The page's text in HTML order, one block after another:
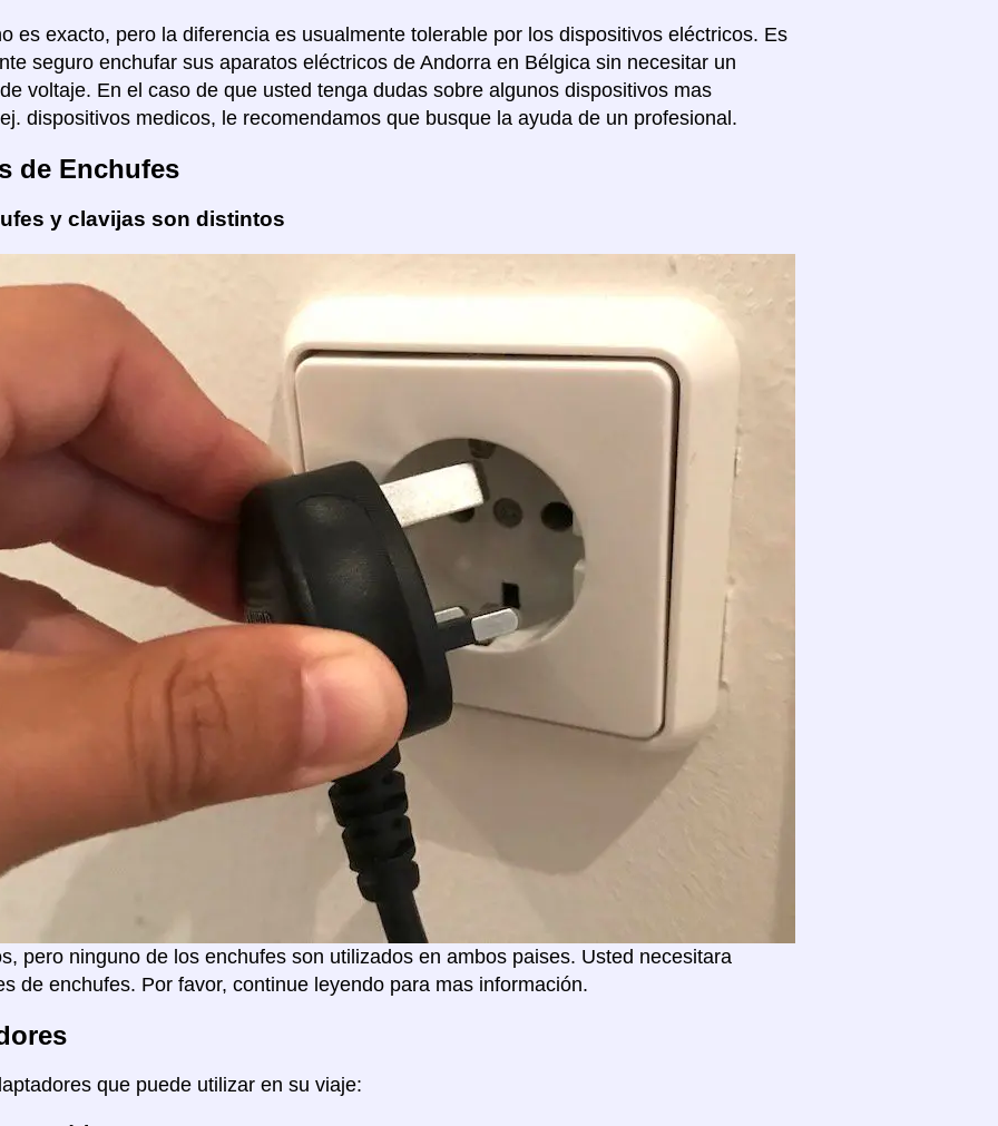
es exacto, pero la diferencia es usualmente tolerable por los dispositivos eléctricos. Es
seguro enchufar sus aparatos eléctricos de Andorra en Bélgica sin necesitar un
voltaje. En el caso de que usted tenga dudas sobre algunos dispositivos mas
dispositivos medicos, le recomendamos que busque la ayuda de un profesional.
de Enchufes
y clavijas son distintos
pero ninguno de los enchufes son utilizados en ambos paises. Usted necesitara
de enchufes. Por favor, continue leyendo para mas información.
que puede utilizar en su viaje: